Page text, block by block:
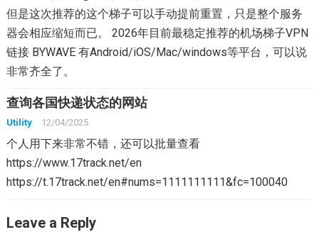
但是这次推荐的这个梯子可以手动提前重置，只是整个服务
器会相应缩短而已。 2026年目前最稳定推荐的机场梯子VPN
链接 BYWAVE 有Android/iOS/Mac/windows等平台，可以说
非常齐全了。
查询各国快递状态的网站
Utility 12/04/2025
个人用下来非常不错，还可以批量查看
https://www.17track.net/en
https://t.17track.net/en#nums=1111111111&fc=100040
Leave a Reply